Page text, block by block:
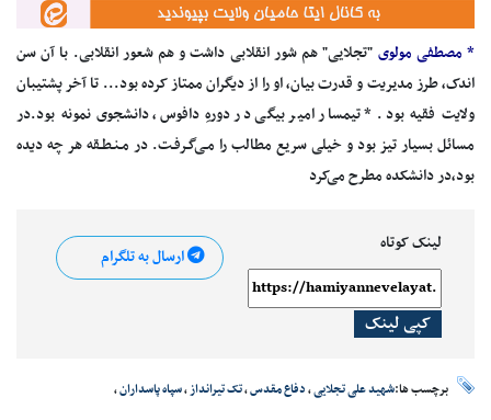
* مصطفی‌ مولوی "تجلایی"‌ هم‌ شور انقلابی‌ داشت‌ و هم‌ شعور انقلابی. با آن‌ سن‌
اندک، طرز مدیریت‌ و قدرت‌ بیان، او را از دیگران‌ ممتاز کرده‌ بود... تا آخر پشتیبان‌
ولایت‌ فقیه‌ بود. * تیمسار امیر بیگی در دورهِ‌ دافوس، دانشجوی‌ نمونه‌ بود.در
مسائل‌ بسیار تیز بود و خیلی‌ سریع‌ مطالب‌ را مـی‌گـرفـت. در مـنـطـقه‌ هر چه‌ دیده‌
بود،در دانشکده‌ مطرح‌ می‌کرد
لینک کوتاه
کپی لینک
ارسال به تلگرام
برچسب ها:شهید علی تجلایی،دفاع مقدس،تک تیرانداز،سپاه پاسداران،